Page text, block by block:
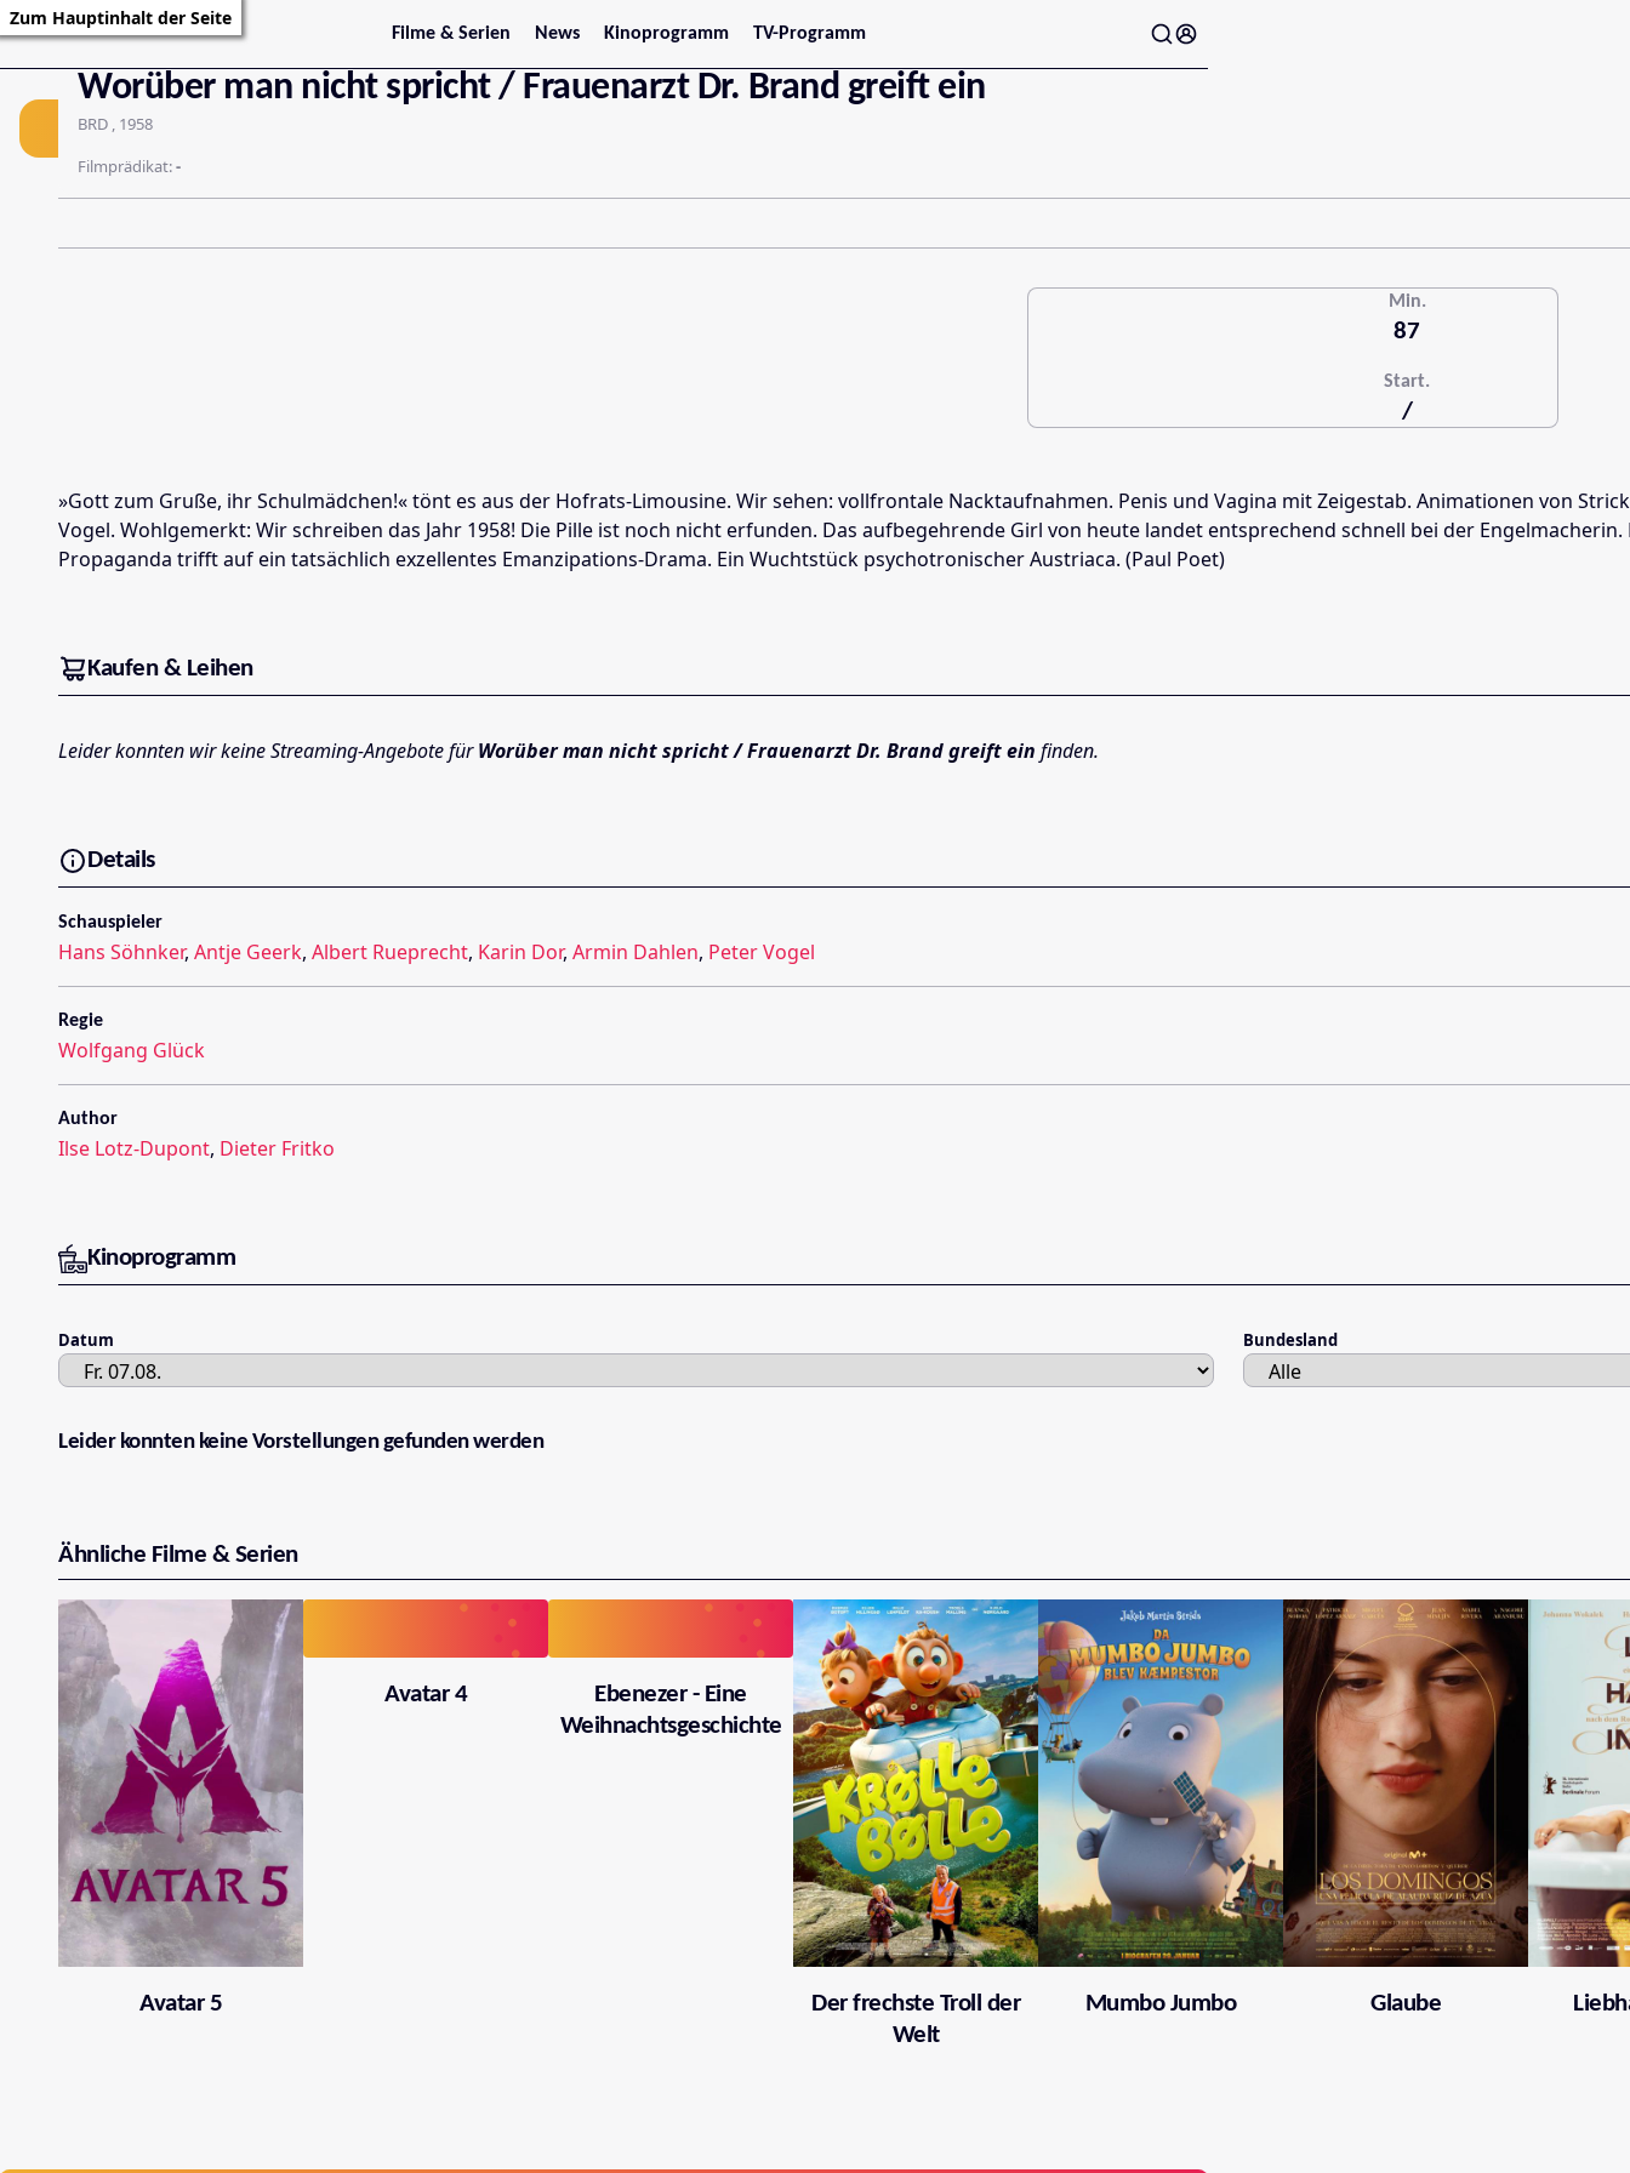
Zum Hauptinhalt der Seite
Filme & Serien
Trailer
Kritiken
News
Stars
Streaming
Kinoprogramm
Jetzt im Kino
Demnächst im Kino
Salzburg
TV-Programm
Film
Worüber man nicht spricht / Frauenarzt Dr. Brand greift ein
BRD , 1958
Filmprädikat:-
Min.
87
Start.
/
»Gott zum Gruße, ihr Schulmädchen!« tönt es aus der Hofrats-Limousine. Wir sehen: vollfrontale Nacktaufnahmen. Penis und Vagina mit Zeigestab. Animationen von
Vogel. Wohlgemerkt: Wir schreiben das Jahr 1958! Die Pille ist noch nicht erfunden. Das aufbegehrende Girl von heute landet entsprechend schnell bei der
Propaganda trifft auf ein tatsächlich exzellentes Emanzipations-Drama. Ein Wuchtstück psychotronischer Austriaca. (Paul Poet)
Kaufen & Leihen
Leider konnten wir keine Streaming-Angebote fürWorüber man nicht spricht / Frauenarzt Dr. Brand greift ein finden.
Details
Schauspieler
Hans Söhnker, Antje Geerk, Albert Rueprecht, Karin Dor, Armin Dahlen, Peter Vogel
Regie
Wolfgang Glück
Author
Ilse Lotz-Dupont, Dieter Fritko
Kinoprogramm
Datum Bundesland
Leider konnten keine Vorstellungen gefunden werden
Ähnliche Filme & Serien
Avatar 5
Avatar 4
Ebenezer - Eine
Weihnachtsgeschichte
Der frechste Troll der
Welt
Mumbo Jumbo Glaube